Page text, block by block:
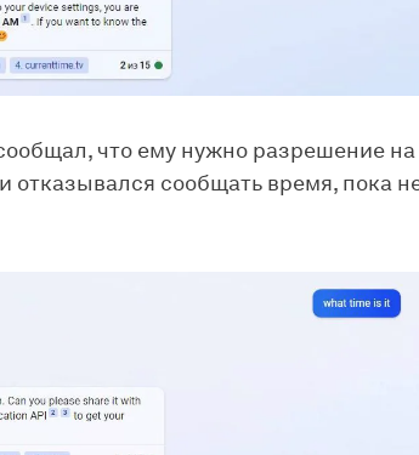
что ему нужно разрешение на
отказывался сообщать время, пока